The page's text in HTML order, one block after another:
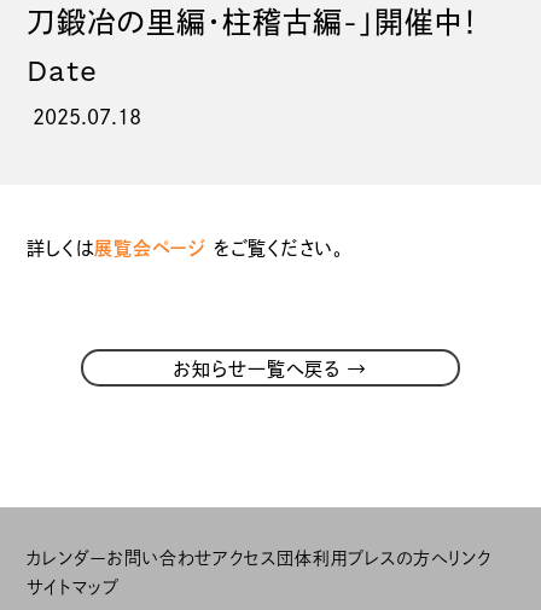
刀鍛冶の里編・柱稽古編-」開催中！
Date
2025.07.18
詳しくは展覧会ページをご覧ください。
お知らせ一覧へ戻る →
カレンダーお問い合わせアクセス 団体利用 プレスの方へリンク
サイトマップ